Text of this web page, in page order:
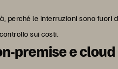
perché le interruzioni sono fuori
sui costi.
premise e cloud